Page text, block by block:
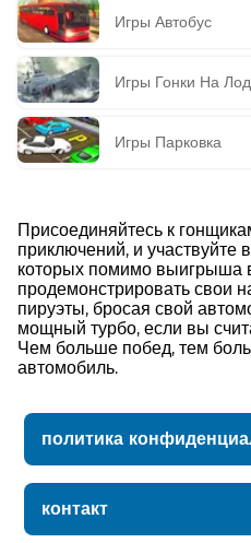
Игры Автобус
Игры Гонки На
Игры Парковка
Присоединяйтесь к
приключений, и участвуйте
которых помимо выигрыша
продемонстрировать свои
пируэты, бросая свой
мощный турбо, если вы
Чем больше побед, тем
автомобиль.
политика
контакт